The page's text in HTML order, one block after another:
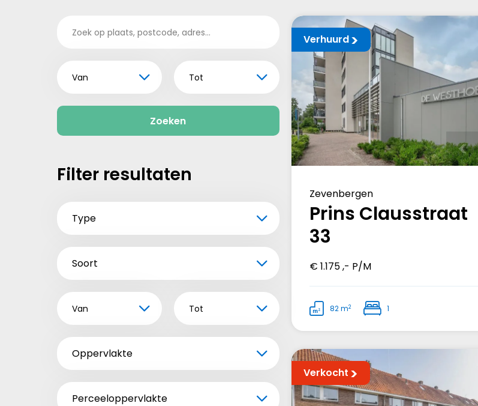
Van Tot
Zoeken
Filter resultaten
Type
Soort
Van Tot
Oppervlakte
Perceeloppervlakte
Verhuurd
Zevenbergen
Prins Clausstraat
33
€ 1.175 ,- P/M
82 m2 1
Verkocht